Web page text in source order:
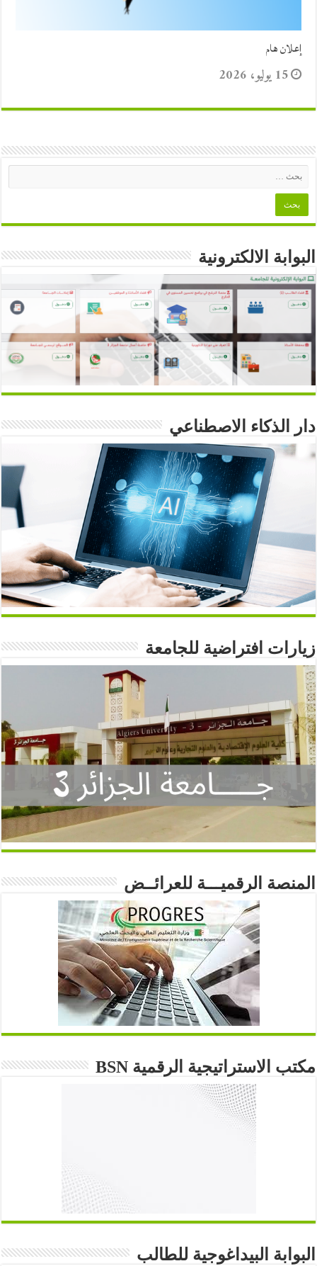
إعلان هام
15 يوليو، 2026
البوابة الالكترونية
دار الذكاء الاصطناعي
زيارات افتراضية للجامعة
المنصة الرقميـــة للعرائــض
مكتب الاستراتيجية الرقمية BSN
البوابة البيداغوجية للطالب